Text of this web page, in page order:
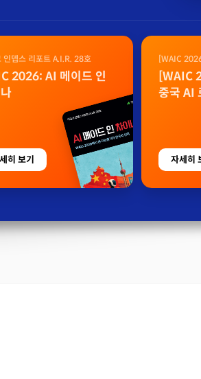
인뎁스 리포트 A.I.R. 28호
2026: AI 메이드 인
히 보기
[WAIC
자료
[WAIC
중국 AI
자세히